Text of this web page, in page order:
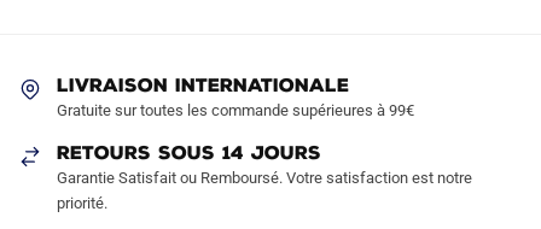
choisies
la
page
page
LIVRAISON INTERNATIONALE
Gratuite sur toutes les commande supérieures à 99€
RETOURS SOUS 14 JOURS
Garantie Satisfait ou Remboursé. Votre satisfaction est notre
priorité.